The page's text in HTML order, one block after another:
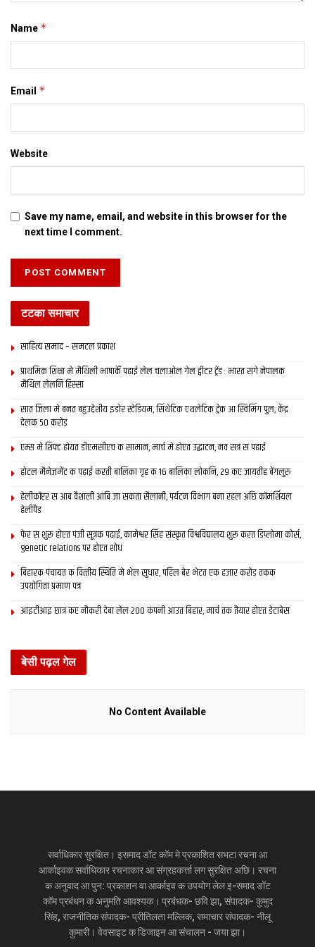
Name *
Email *
Website
Save my name, email, and website in this browser for the
next time I comment.
टटका समाचार
साहित्य समाद – समटल प्रकाश
प्राथमिक शि‍क्षा मे मैथि‍ली भाषाकेँ पढ़ाई लेल चलाओल गेल ट्वीटर ट्रेंड : भारत संगे नेपालक
मैथिल लेलनि हिस्सा
सात जिला मे बनत बहुउद्देशीय इंडोर स्‍टेडि‍यम, सिंथेटिक एथलेटिक ट्रेक आ स्विमिंग पुल, केंद्र
देलक 50 करोड़
एम्स मे शिफ्ट होयत डीएमसीएच क सामान, मार्च मे होएत उद्घाटन, नव सत्र स पढाई
होटल मैनेजमेंट क पढ़ाई करती बालिका गृह क 16 बालिका लोकनि, 29 कए जायतीह बेंगलुरु
हेलीकॉप्टर स आब वैशाली आबि जा सकता सैलानी, पर्यटन विभाग बना रहल अछि कॉमर्शियल
हेलीपैड
फेर स शुरू होएत पंजी सूत्रक पढाई, कामेश्वर सिंह संस्कृत विश्वविद्यालय शुरू करत डिप्लोमा कोर्स,
genetic relations पर होएत शोध
बिहारक पंचायत क वित्‍तीय स्थिति मे भेल सुधार, पहिल बेर भेटत एक हजार करोड़ तकक
उपयोगिता प्रमाण पत्र
आइटीआइ छात्र कए नौकरी देबा लेल 200 कंपनी आउत बिहार, मार्च तक तैयार होएत डेटाबेस
बेसी पढ़ल गेल
No Content Available
सर्वाधिकार सुरक्षित। इसमाद डॉट कॉम मे प्रकाशित सभटा रचना आ
आर्काइवक सर्वाधिकार रचनाकार आ संग्रहकर्त्ता लग सुरक्षित अछि। रचना
क अनुवाद आ पुन: प्रकाशन वा आर्काइव क उपयोग लेल इ-समाद डॉट
कॉम प्रबंधन क अनुमति आवश्यक। प्रबंधक- छवि झा, संपादक- कुमुद
सिंह, राजनीतिक संपादक- प्रीतिलता मल्लिक, समाचार संपादक- नीलू
कुमारी। वेवसाइट क डिजाइन आ संचालन - जया झा।